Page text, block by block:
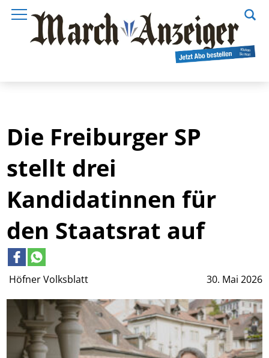
Höfner Volksblatt 30. Mai 2026
Die Freiburger SP
stellt drei
Kandidatinnen für
den Staatsrat auf